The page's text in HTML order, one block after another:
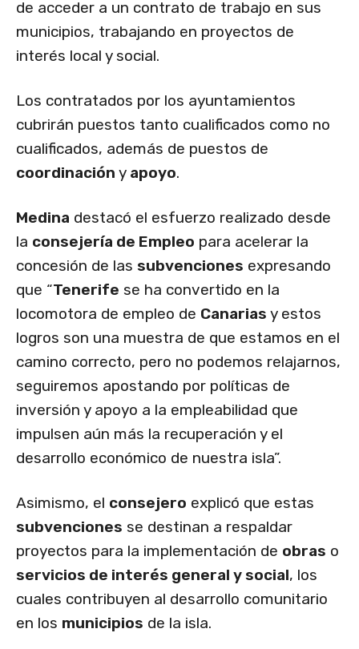
de acceder a un contrato de trabajo en sus
municipios, trabajando en proyectos de
interés local y social.
Los contratados por los ayuntamientos
cubrirán puestos tanto cualificados como no
cualificados, además de puestos de
coordinación y apoyo.
Medina destacó el esfuerzo realizado desde
la consejería de Empleo para acelerar la
concesión de las subvenciones expresando
que “Tenerife se ha convertido en la
locomotora de empleo de Canarias y estos
logros son una muestra de que estamos en el
camino correcto, pero no podemos relajarnos,
seguiremos apostando por políticas de
inversión y apoyo a la empleabilidad que
impulsen aún más la recuperación y el
desarrollo económico de nuestra isla”.
Asimismo, el consejero explicó que estas
subvenciones se destinan a respaldar
proyectos para la implementación de obras o
servicios de interés general y social, los
cuales contribuyen al desarrollo comunitario
en los municipios de la isla.